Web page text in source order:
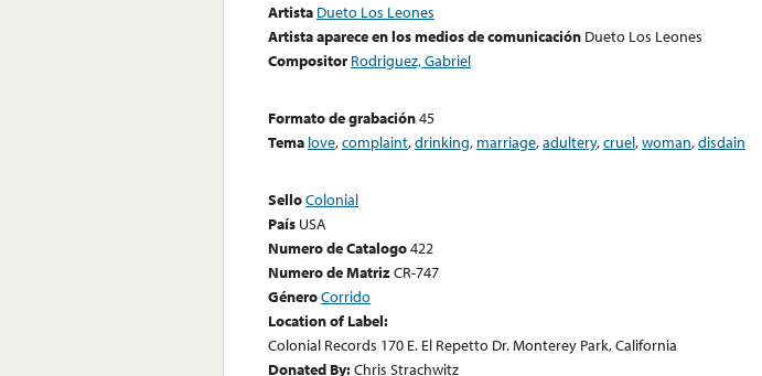
Artista Dueto Los Leones
Artista aparece en los medios de comunicación Dueto Los Leones
Compositor Rodriguez, Gabriel
Formato de grabación45
Tema love,complaint,drinking, marriage,adultery,cruel,woman,disdain
SelloColonial
País USA
Numero de Catalogo422
Numero de MatrizCR-747
GéneroCorrido
Location of Label:
Colonial Records 170 E. El Repetto Dr. Monterey Park, California
Donated By:Chris Strachwitz